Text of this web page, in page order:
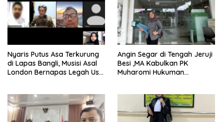
Nyaris Putus Asa Terkurung
di Lapas Bangli, Musisi Asal
London Bernapas Legah Usai
Angin Segar di Tengah Jeruji
Besi ,MA Kabulkan PK
Muharomi Hukuman